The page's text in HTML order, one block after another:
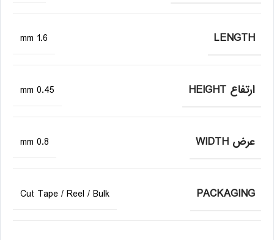
LENGTH
1.6 mm
ارتفاع HEIGHT 0.45 mm
عرض WIDTH 0.8 mm
PACKAGING
Cut Tape / Reel / Bulk